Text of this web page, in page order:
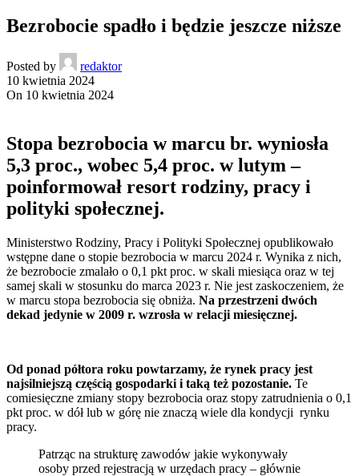
Bezrobocie spadło i będzie jeszcze niższe
Posted by
redaktor
10 kwietnia 2024
On 10 kwietnia 2024
Stopa bezrobocia w marcu br. wyniosła
5,3 proc., wobec 5,4 proc. w lutym –
poinformował resort rodziny, pracy i
polityki społecznej.
Ministerstwo Rodziny, Pracy i Polityki Społecznej opublikowało
wstępne dane o stopie bezrobocia w marcu 2024 r. Wynika z nich,
że bezrobocie zmalało o 0,1 pkt proc. w skali miesiąca oraz w tej
samej skali w stosunku do marca 2023 r. Nie jest zaskoczeniem, że
w marcu stopa bezrobocia się obniża. Na przestrzeni dwóch
dekad jedynie w 2009 r. wzrosła w relacji miesięcznej.
Od ponad półtora roku powtarzamy, że rynek pracy jest
najsilniejszą częścią gospodarki i taką też pozostanie. Te
comiesięczne zmiany stopy bezrobocia oraz stopy zatrudnienia o 0,1
pkt proc. w dół lub w górę nie znaczą wiele dla kondycji rynku
pracy.
Patrząc na strukturę zawodów jakie wykonywały
osoby przed rejestracją w urzędach pracy – głównie